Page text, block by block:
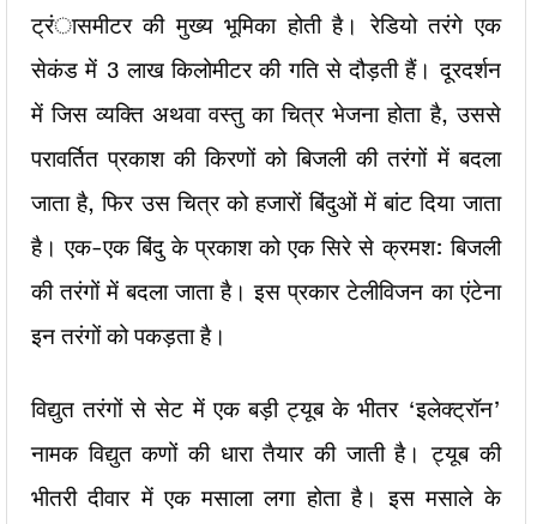
ट्रंासमीटर की मुख्य भूमिका होती है। रेडियो तरंगे एक
सेकंड में 3 लाख किलोमीटर की गति से दौड़ती हैं। दूरदर्शन
में जिस व्यक्ति अथवा वस्तु का चित्र भेजना होता है, उससे
परावर्तित प्रकाश की किरणों को बिजली की तरंगों में बदला
जाता है, फिर उस चित्र को हजारों बिंदुओं में बांट दिया जाता
है। एक-एक बिंदु के प्रकाश को एक सिरे से क्रमश: बिजली
की तरंगों में बदला जाता है। इस प्रकार टेलीविजन का एंटेना
इन तरंगों को पकड़ता है।
विद्युत तरंगों से सेट में एक बड़ी ट्यूब के भीतर ‘इलेक्ट्रॉन’
नामक विद्युत कणों की धारा तैयार की जाती है। ट्यूब की
भीतरी दीवार में एक मसाला लगा होता है। इस मसाले के